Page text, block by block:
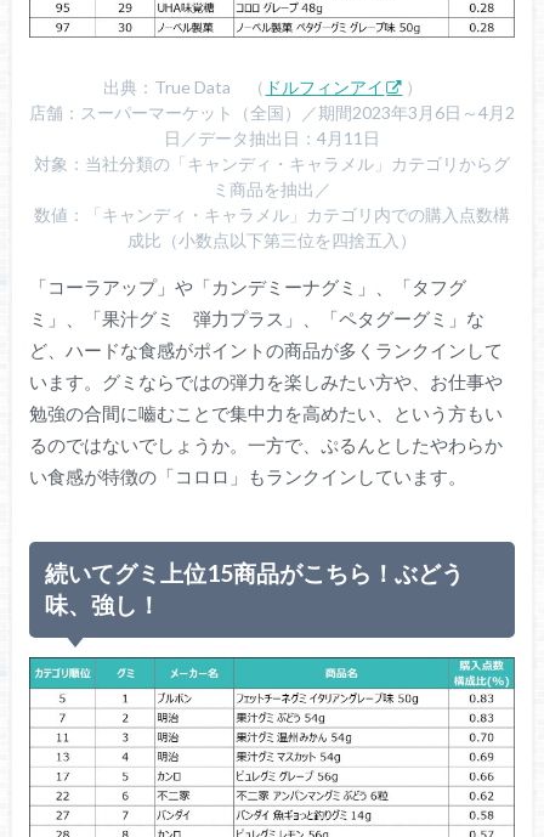
出典：True Data （ ドルフィンアイ
）
店舗：スーパーマーケット（全国）／期間2023年3月6日～4月2
日／データ抽出日：4月11日
対象：当社分類の「キャンディ・キャラメル」カテゴリからグ
ミ商品を抽出／
数値：「キャンディ・キャラメル」カテゴリ内での購入点数構
成比（小数点以下第三位を四捨五入）
「コーラアップ」や「カンデミーナグミ」、「タフグ
ミ」、「果汁グミ 弾力プラス」、「ペタグーグミ」な
ど、ハードな食感がポイントの商品が多くランクインして
います。グミならではの弾力を楽しみたい方や、お仕事や
勉強の合間に嚙むことで集中力を高めたい、という方もい
るのではないでしょうか。一方で、ぷるんとしたやわらか
い食感が特徴の「コロロ」もランクインしています。
続いてグミ上位15商品がこちら！ぶどう
味、強し！